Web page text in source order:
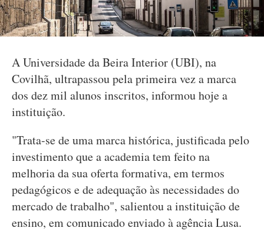
A Universidade da Beira Interior (UBI), na
Covilhã, ultrapassou pela primeira vez a marca
dos dez mil alunos inscritos, informou hoje a
instituição.
"Trata-se de uma marca histórica, justificada pelo
investimento que a academia tem feito na
melhoria da sua oferta formativa, em termos
pedagógicos e de adequação às necessidades do
mercado de trabalho", salientou a instituição de
ensino, em comunicado enviado à agência Lusa.